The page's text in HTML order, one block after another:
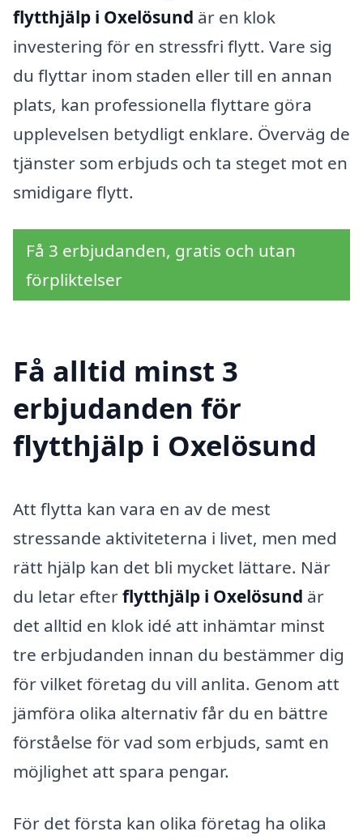
flytthjälp i Oxelösund är en klok
investering för en stressfri flytt. Vare sig
du flyttar inom staden eller till en annan
plats, kan professionella flyttare göra
upplevelsen betydligt enklare. Överväg de
tjänster som erbjuds och ta steget mot en
smidigare flytt.
Få 3 erbjudanden, gratis och utan
förpliktelser
Få alltid minst 3
erbjudanden för
flytthjälp i Oxelösund
Att flytta kan vara en av de mest
stressande aktiviteterna i livet, men med
rätt hjälp kan det bli mycket lättare. När
du letar efterflytthjälp i Oxelösund är
det alltid en klok idé att inhämtar minst
tre erbjudanden innan du bestämmer dig
för vilket företag du vill anlita. Genom att
jämföra olika alternativ får du en bättre
förståelse för vad som erbjuds, samt en
möjlighet att spara pengar.
För det första kan olika företag ha olika